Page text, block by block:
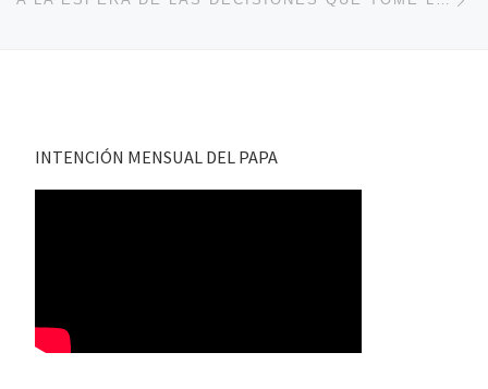
INTENCIÓN MENSUAL DEL PAPA